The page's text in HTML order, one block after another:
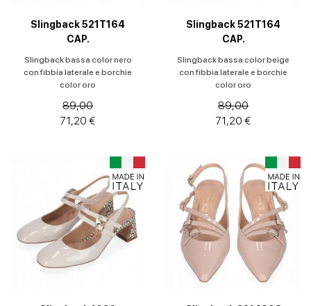
Slingback 521T164
CAP.
Slingback bassa color nero
con fibbia laterale e borchie
color oro
89,00
71,20 €
Slingback 521T164
CAP.
Slingback bassa color beige
con fibbia laterale e borchie
color oro
89,00
71,20 €